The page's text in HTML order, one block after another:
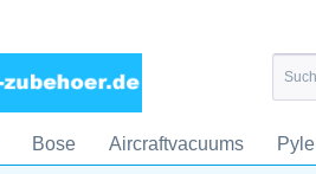
Bose Aircraftvacuums Pyle